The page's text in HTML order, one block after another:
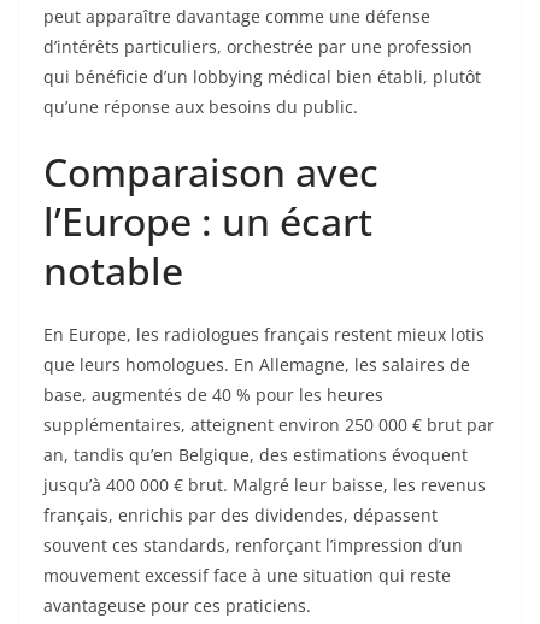
peut apparaître davantage comme une défense
d’intérêts particuliers, orchestrée par une profession
qui bénéficie d’un lobbying médical bien établi, plutôt
qu’une réponse aux besoins du public.
Comparaison avec
l’Europe : un écart
notable
En Europe, les radiologues français restent mieux lotis
que leurs homologues. En Allemagne, les salaires de
base, augmentés de 40 % pour les heures
supplémentaires, atteignent environ 250 000 € brut par
an, tandis qu’en Belgique, des estimations évoquent
jusqu’à 400 000 € brut. Malgré leur baisse, les revenus
français, enrichis par des dividendes, dépassent
souvent ces standards, renforçant l’impression d’un
mouvement excessif face à une situation qui reste
avantageuse pour ces praticiens.